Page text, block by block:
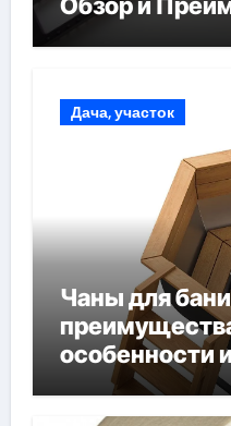
Дача, участок
Чаны для
особенности